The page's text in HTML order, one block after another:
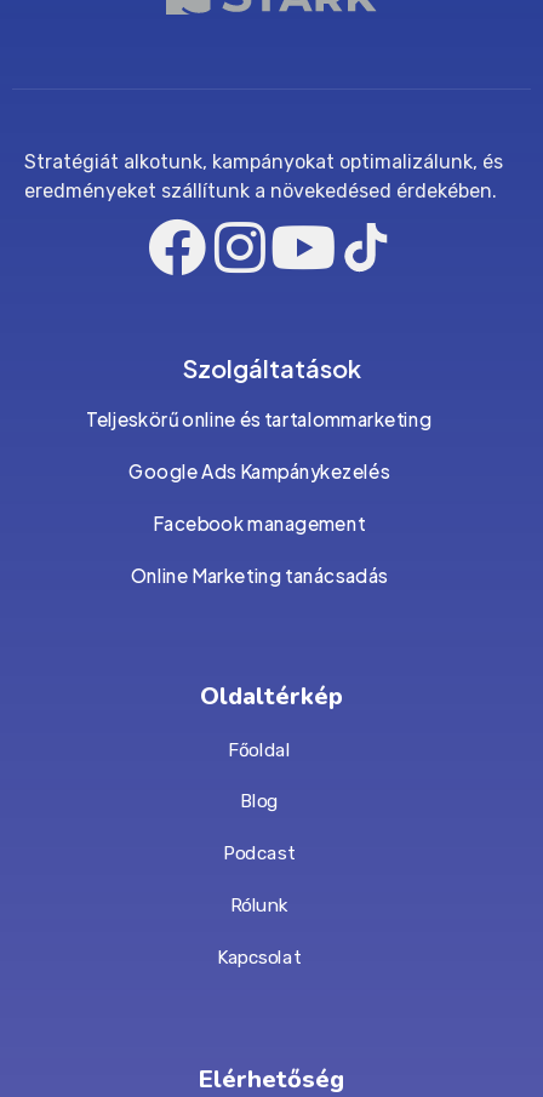
Stratégiát alkotunk, kampányokat optimalizálunk, és
eredményeket szállítunk a növekedésed érdekében.
Szolgáltatások
Teljeskörű online és tartalommarketing
Google Ads Kampánykezelés
Facebook management
Online Marketing tanácsadás
Oldaltérkép
Főoldal
Blog
Podcast
Rólunk
Kapcsolat
Elérhetőség